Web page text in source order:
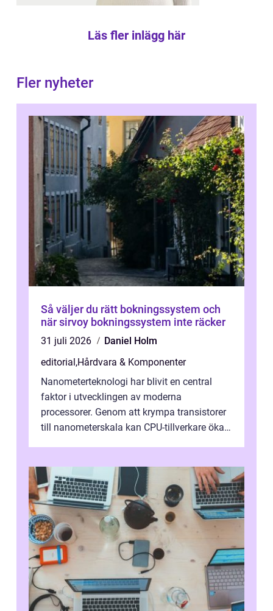
Läs fler inlägg här
Fler nyheter
Så väljer du rätt bokningssystem och
när sirvoy bokningssystem inte räcker
31 juli 2026
Daniel Holm
editorial,Hårdvara & Komponenter
Nanometerteknologi har blivit en central
faktor i utvecklingen av moderna
processorer. Genom att krympa transistorer
till nanometerskala kan CPU-tillverkare öka